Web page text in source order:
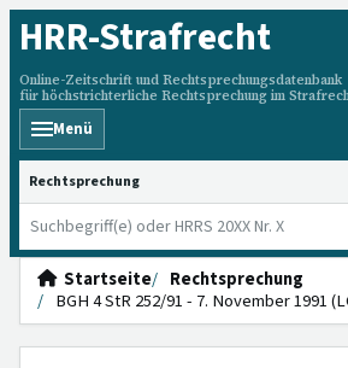
HRR-Strafrecht
Online-Zeitschrift und Rechtsprechungsdatenbank
für höchstrichterliche Rechtsprechung im
Menü
HRRS durchsuchen
Startseite
Rechtsprechung
BGH 4 StR 252/91 - 7. November 1991